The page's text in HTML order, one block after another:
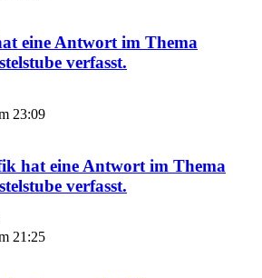
eine Antwort im Thema
verfasst.
23:09
hat eine Antwort im Thema
verfasst.
21:25